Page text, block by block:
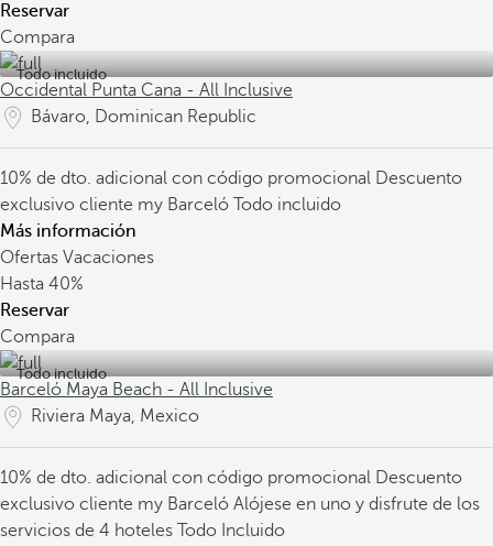
Reservar
Compara
Todo incluido
Occidental Punta Cana - All Inclusive
Bávaro, Dominican Republic
10% de dto. adicional con código promocional Descuento
exclusivo cliente my Barceló Todo incluido
Más información
Ofertas Vacaciones
Hasta 40%
Reservar
Compara
Todo incluido
Barceló Maya Beach - All Inclusive
Riviera Maya, Mexico
10% de dto. adicional con código promocional Descuento
exclusivo cliente my Barceló Alójese en uno y disfrute de los
servicios de 4 hoteles Todo Incluido